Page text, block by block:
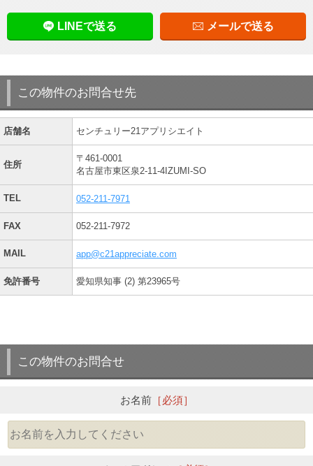
LINEで送る メールで送る
この物件のお問合せ先
店舗名 センチュリー21アプリシエイト
住所
〒461-0001
名古屋市東区泉2-11-4IZUMI-SO
TEL 052-211-7971
FAX 052-211-7972
MAIL app@c21appreciate.com
免許番号 愛知県知事 (2) 第23965号
この物件のお問合せ
お名前［必須］